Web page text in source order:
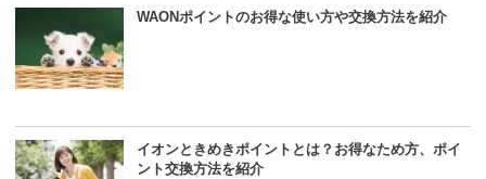
WAONポイントのお得な使い方や交換方法を紹介
イオンときめきポイントとは？お得なため方、ポイ
ント交換方法を紹介